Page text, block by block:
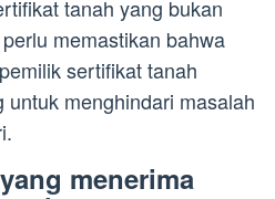
tanah yang bukan
memastikan bahwa
sertifikat tanah
menghindari masalah
menerima